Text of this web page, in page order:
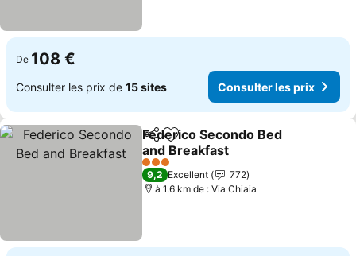
De 108 €
Consulter les prix de 15 sites Consulter les prix
PartagerAjouter à mes favoris
Federico Secondo Bed
and Breakfast
Consulter les prix
3 Étoiles
9,2 Excellent
772
à 1.6 km de : Via Chiaia